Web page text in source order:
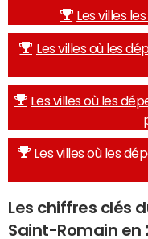
Les villes
Les villes où les
Les villes où les
Les villes où les
Les chiffres clés
Saint-Romain en